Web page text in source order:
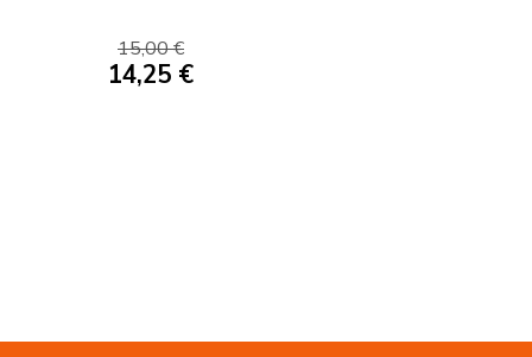
15,00 €
14,25 €